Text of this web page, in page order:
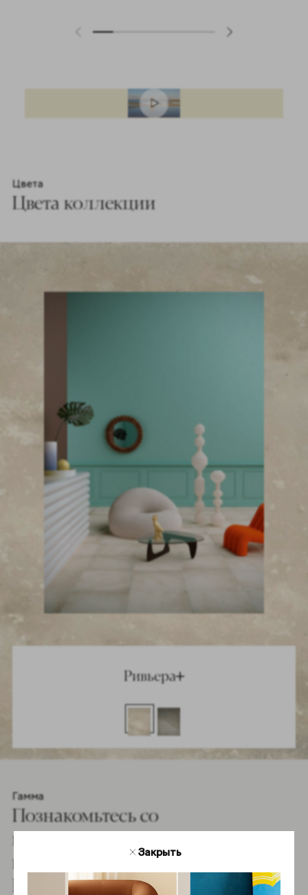
Цвета
Цвета коллекции
Ривьера
Гамма
Познакомьтесь со
всей гаммой
коллекции
Ривьера
Закрыть